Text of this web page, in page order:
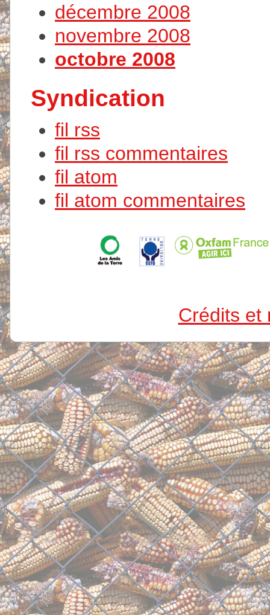
décembre 2008
novembre 2008
octobre 2008
Syndication
fil rss
fil rss commentaires
fil atom
fil atom commentaires
Crédits et